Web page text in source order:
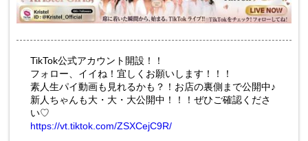
TikTok公式アカウント開設！！
フォロー、イイね！宜しくお願いします！！！
素人生パイ動画も見れるかも？！お店の裏側まで公開中♪
新人ちゃんも大・大・大公開中！！！ぜひご確認くださ
い♡
https://vt.tiktok.com/ZSXCejC9R/